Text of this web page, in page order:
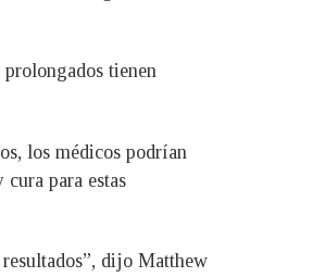
tienen
los médicos podrían
para estas
dijo Matthew